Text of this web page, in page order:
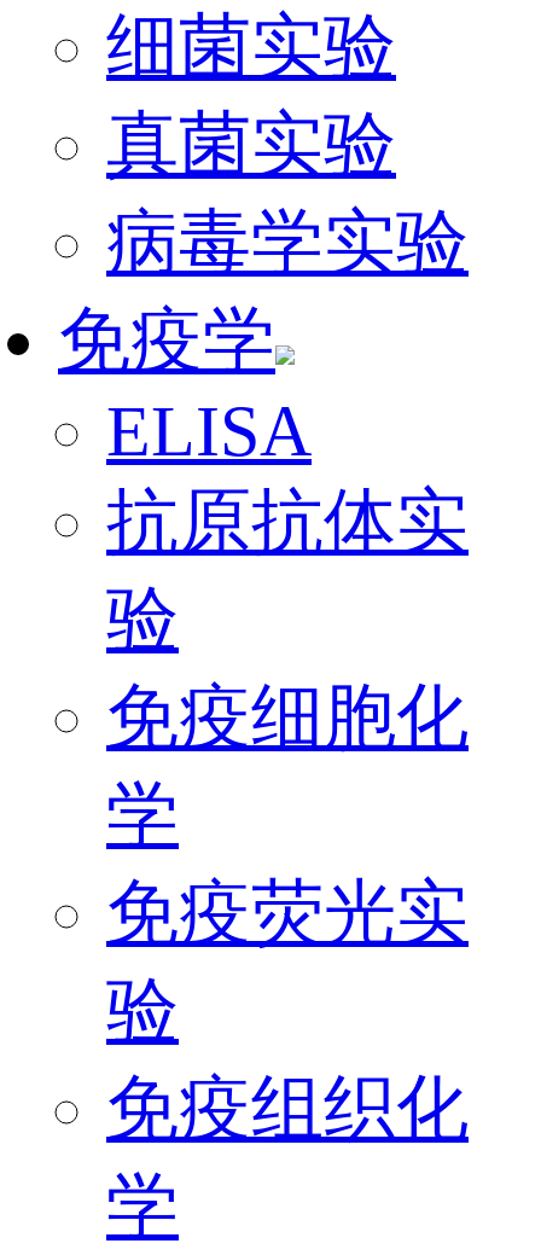
细菌实验
真菌实验
病毒学实验
免疫学
ELISA
抗原抗体实
验
免疫细胞化
学
免疫荧光实
验
免疫组织化
学